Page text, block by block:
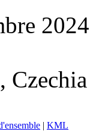
2024
Czechia
| KML